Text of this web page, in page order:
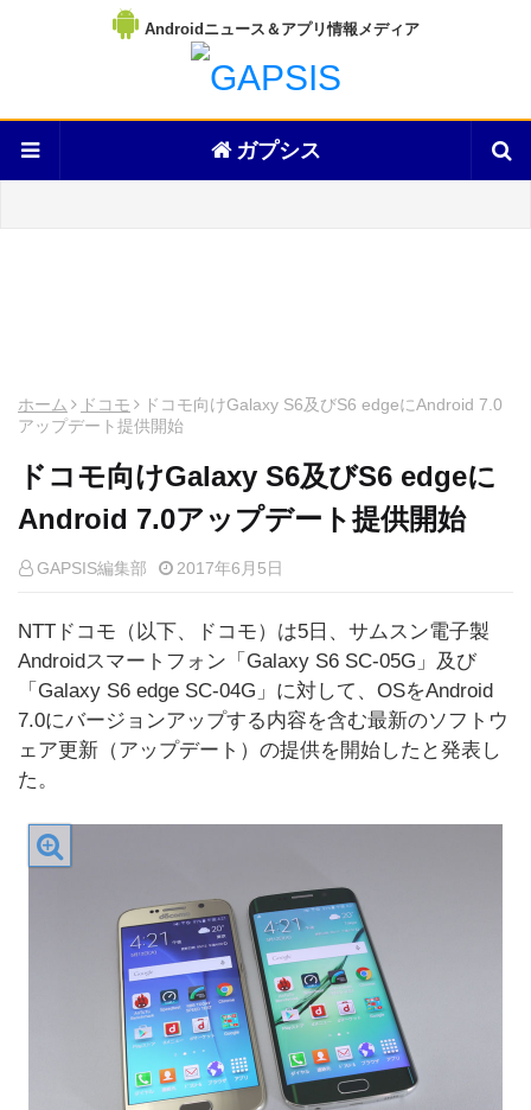
Androidニュース＆アプリ情報メディア
ガプシス
ホーム ドコモ
ドコモ向けGalaxy S6及びS6 edgeにAndroid 7.0
アップデート提供開始
ドコモ向けGalaxy S6及びS6 edgeに
Android 7.0アップデート提供開始
GAPSIS編集部 2017年6月5日
NTTドコモ（以下、ドコモ）は5日、サムスン電子製
Androidスマートフォン「Galaxy S6 SC-05G」及び
「Galaxy S6 edge SC-04G」に対して、OSをAndroid
7.0にバージョンアップする内容を含む最新のソフトウ
ェア更新（アップデート）の提供を開始したと発表し
た。